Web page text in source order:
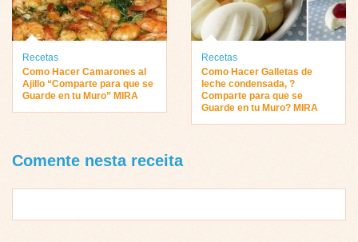
Recetas
Como Hacer Camarones al
Ajillo “Comparte para que se
Guarde en tu Muro” MIRA
Recetas
Como Hacer Galletas de
leche condensada, ?
Comparte para que se
Guarde en tu Muro? MIRA
Comente nesta receita